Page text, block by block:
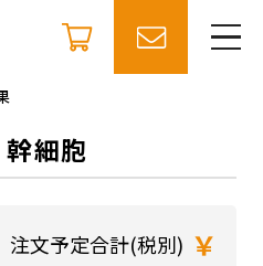
幹細胞
注文予定合計(税別) ￥